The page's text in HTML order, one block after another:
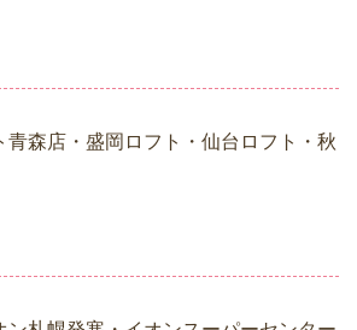
青森店・盛岡ロフト・仙台ロフト・秋